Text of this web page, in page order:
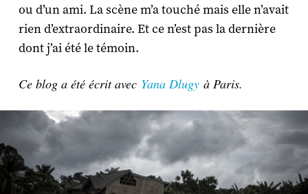
ou d’un ami. La scène m’a touché mais elle n’avait
rien d’extraordinaire. Et ce n’est pas la dernière
dont j’ai été le témoin.
Ce blog a été écrit avec Yana Dlugyà Paris.